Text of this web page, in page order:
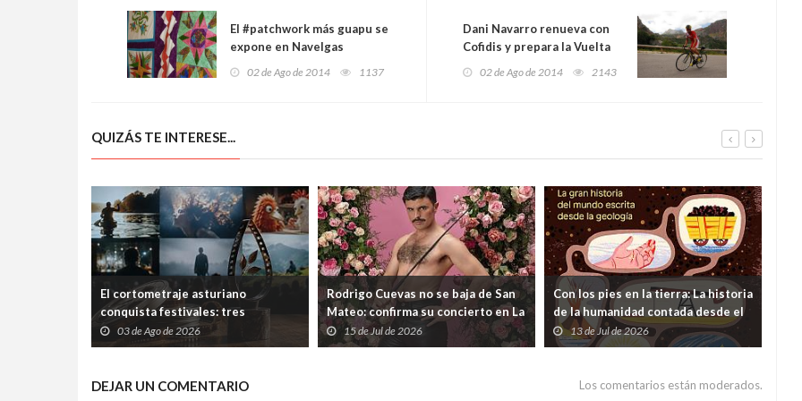
El #patchwork más guapu se
expone en Navelgas
02 de Ago de 2014 1137
Dani Navarro renueva con
Cofidis y prepara la Vuelta
02 de Ago de 2014 2143
QUIZÁS TE INTERESE...
El cortometraje asturiano
conquista festivales: tres
producciones de Laboral
Cinemateca suman nuevos premios
03 de Ago de 2026
Rodrigo Cuevas no se baja de San
Mateo: confirma su concierto en La
Ería tras las dudas lanzadas desde
el Ayuntamiento
15 de Jul de 2026
Con los pies en la tierra: La historia
de la humanidad contada desde el
subsuelo
13 de Jul de 2026
DEJAR UN COMENTARIO Los comentarios están moderados.